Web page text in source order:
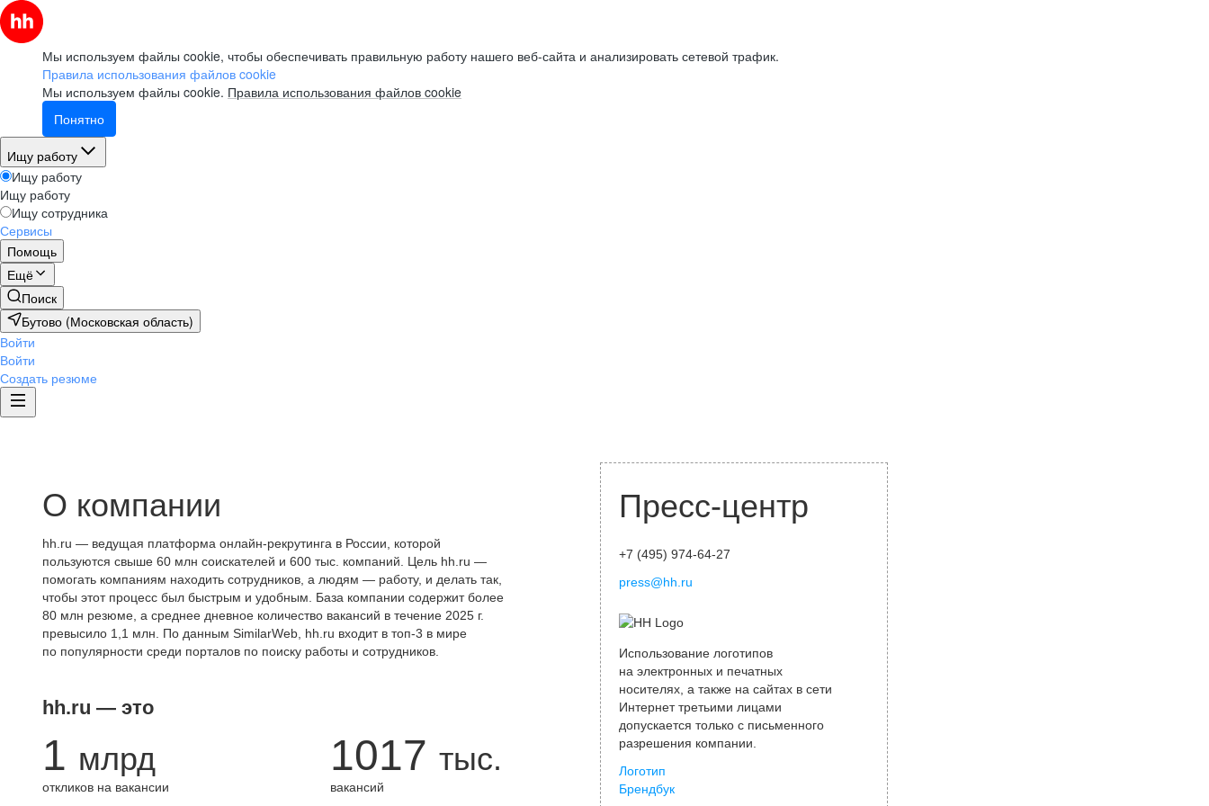
Мы используем файлы cookie, чтобы обеспечивать правильную работу нашего веб-сайта и анализировать сетевой трафик.
Правила использования файлов cookie
Мы используем файлы cookie. Правила использования файлов cookie
Понятно
Ищу работу
Ищу работу
Ищу работу
Ищу сотрудника
Сервисы
Помощь
Ещё
Поиск
Бутово (Московская область)
Войти
Войти
Создать резюме
О компании
hh.ru — ведущая платформа онлайн-рекрутинга в России, которой
пользуются свыше 60 млн соискателей и 600 тыс. компаний. Цель hh.ru —
помогать компаниям находить сотрудников, а людям — работу, и делать так,
чтобы этот процесс был быстрым и удобным. База компании содержит более
80 млн резюме, а среднее дневное количество вакансий в течение 2025 г.
превысило 1,1 млн. По данным SimilarWeb, hh.ru входит в топ-3 в мире
по популярности среди порталов по поиску работы и сотрудников.
hh.ru — это
1 млрд
откликов на вакансии
1017 тыс.
вакансий
Пресс-центр
+7 (495) 974-64-27
press@hh.ru
Использование логотипов
на электронных и печатных
носителях, а также на сайтах в сети
Интернет третьими лицами
допускается только с письменного
разрешения компании.
Логотип
Брендбук